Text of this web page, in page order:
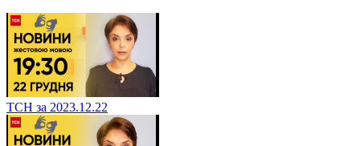
ТСН за 2023.12.22